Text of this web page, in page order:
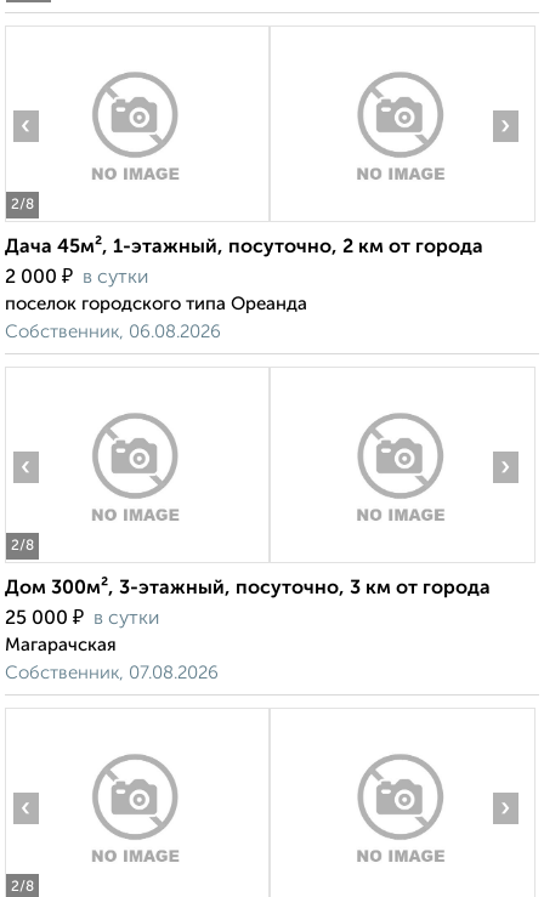
2/8
‹ ›
Дача 45м², 1-этажный, посуточно, 2 км от города
2 000 ₽ в сутки
поселок городского типа Ореанда
Собственник, 06.08.2026
2/8
‹ ›
Дом 300м², 3-этажный, посуточно, 3 км от города
25 000 ₽ в сутки
Магарачская
Собственник, 07.08.2026
2/8
‹ ›